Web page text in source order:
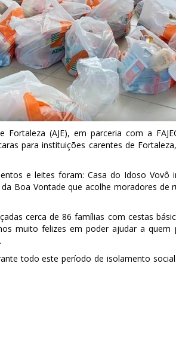
Fortaleza (AJE), em parceria com a
para instituições carentes de
e leites foram: Casa do Idoso
Boa Vontade que acolhe moradores de
cerca de 86 famílias com cestas
muito felizes em poder ajudar a quem
todo este período de isolamento